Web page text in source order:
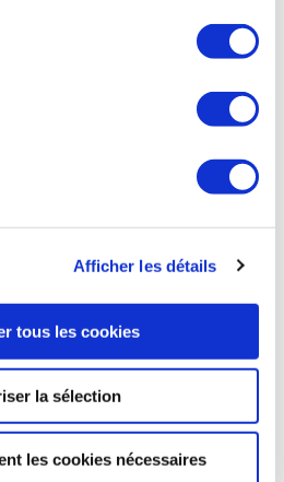
Afficher les détails
tous les cookies
la sélection
les cookies nécessaires
élevée, 2 capacités
dans la région du Pacifique.
place de 1ère compagnie
1ère compagnie aérienne
low-cost, qui se
5 marques (Ryanair, Ryanair UK,